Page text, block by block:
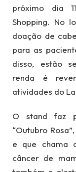
próximo dia
Shopping. No
doação de
para as
disso, estão
renda é
atividades do
O stand faz
“Outubro
e que chama
câncer de